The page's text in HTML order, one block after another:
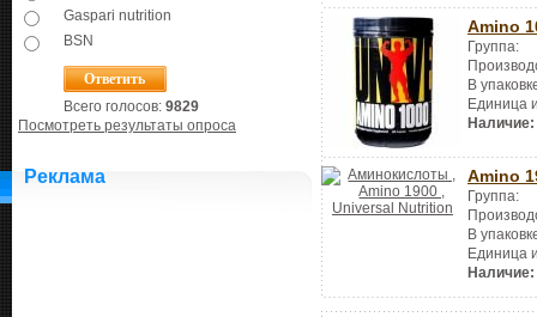
Gaspari nutrition
BSN
Всего голосов: 9829
Посмотреть результаты опроса
Реклама
Amino
Группа:
В
Единица
Наличие:
Amino
Группа:
В
Единица
Наличие: